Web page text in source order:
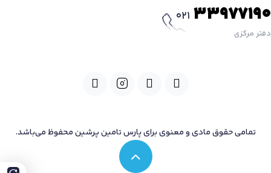
021 33977190
دفتر مرکزی
تمامی حقوق مادی و معنوی برای پارس تامین پرشین محفوظ می‌باشد.